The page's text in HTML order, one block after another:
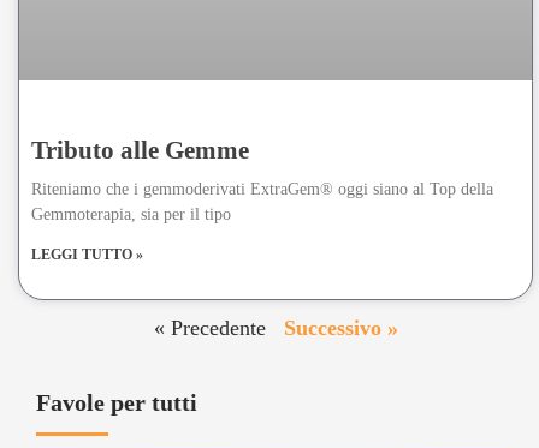
Tributo alle Gemme
Riteniamo che i gemmoderivati ExtraGem® oggi siano al Top della
Gemmoterapia, sia per il tipo
LEGGI TUTTO »
« Precedente Successivo »
Favole per tutti